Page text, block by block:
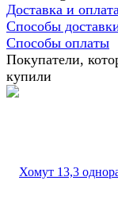
Доставка и оплата
Способы
Способы оплаты
Покупатели,
купили